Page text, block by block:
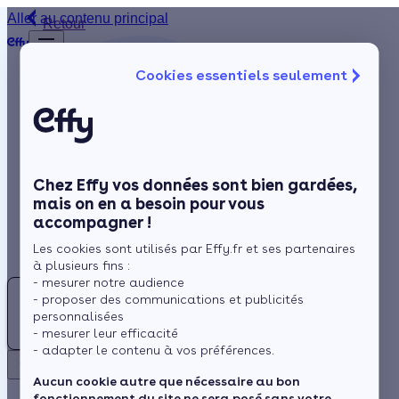
Cookies essentiels seulement
Chez Effy vos données sont bien gardées,
mais on en a besoin pour vous
accompagner !
Les cookies sont utilisés par Effy.fr et ses partenaires
à plusieurs fins :
- mesurer notre audience
- proposer des communications et publicités
personnalisées
- mesurer leur efficacité
- adapter le contenu à vos préférences.
Aucun cookie autre que nécessaire au bon
Aller au contenu principal
Chauffage
Rénovation globale
Aides et Primes
Actualités
Espace Client
Retour
GOURDON